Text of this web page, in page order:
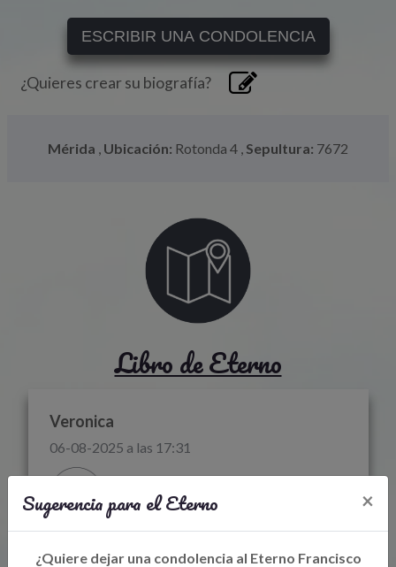
ESCRIBIR UNA CONDOLENCIA
¿Quieres crear su biografía?
Mérida , Ubicación: Rotonda 4 , Sepultura: 7672
Libro de Eterno
Veronica
06-08-2025 a las 17:31
Ha puesto una vela.
Reportarcondolencia
Sugerencia para el Eterno ×
¿Quiere dejar una condolencia al Eterno Francisco